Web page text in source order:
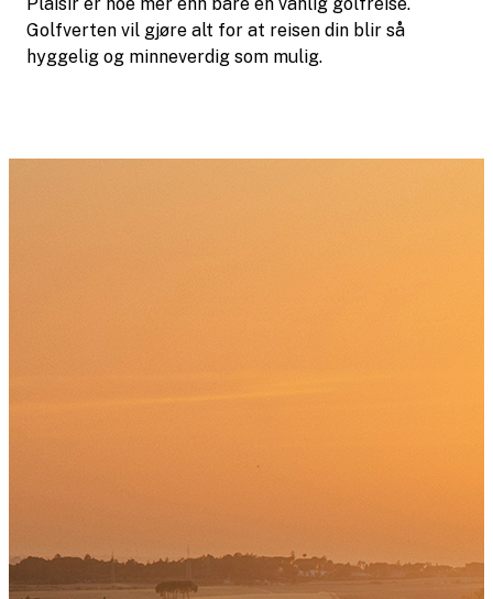
Golfverten vil gjøre alt for at reisen din blir så
hyggelig og minneverdig som mulig.